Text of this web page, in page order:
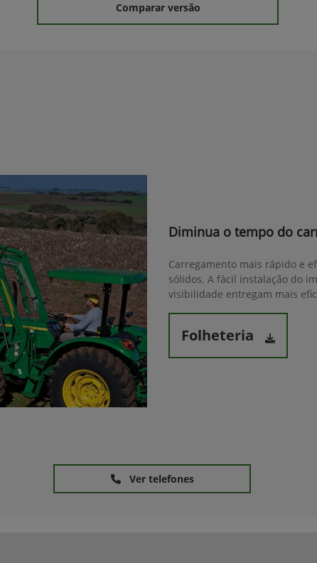
Comparar versão
Diminua o tempo do
Carregamento mais rápido e
sólidos. A fácil instalação do
visibilidade entregam mais
Folheteria
Ver telefones